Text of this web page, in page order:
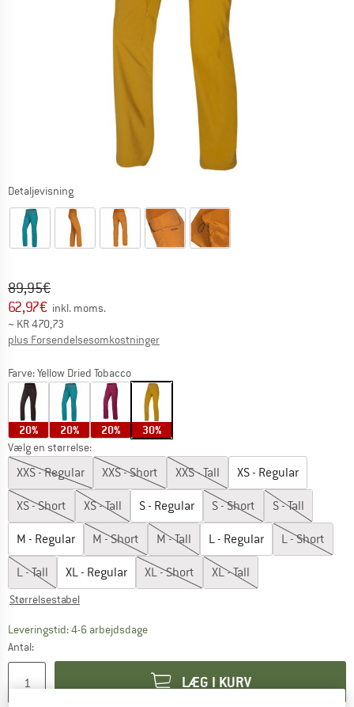
Detaljevisning
Original pris :
89,95€
Pris:
62,97€ inkl. moms.
~ KR470,73
plus ForsendelsesomkostningerOplysninger om
Farve:Yellow Dried Tobacco
20% 20% 20% 30%
Vælg en størrelse:
XXS - Regular XXS - Short XXS - Tall XS - Regular
XS - Short XS - Tall S - Regular S - Short S - Tall
M - Regular M - Short M - Tall L - Regular L - Short
L - Tall XL - Regular XL - Short XL - Tall
Størrelsestabel
Leveringstid: 4-6 arbejdsdageLinket åbnes i en infoboks og indeholder
Antal:
LÆG I KURV